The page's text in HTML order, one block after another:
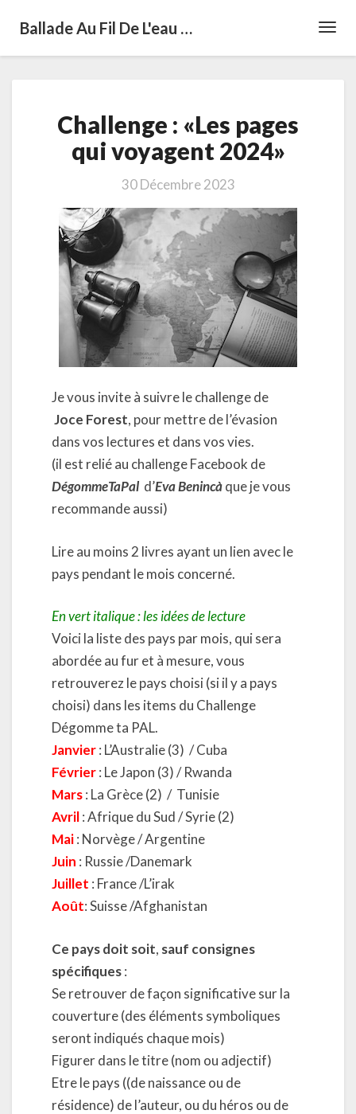
Ballade Au Fil De L'eau …
«Les
pages
voyagent
2024»
Challenge : «Les pages
qui voyagent 2024»
30 Décembre 2023
Je vous invite à suivre le challenge de
Joce Forest, pour mettre de l’évasion
dans vos lectures et dans vos vies.
(il est relié au challenge Facebook de
DégommeTaPal d’Eva Benincàque je vous
recommande aussi)
Lire au moins 2 livres ayant un lien avec le
pays pendant le mois concerné.
En vert italique : les idées de lecture
Voici la liste des pays par mois, qui sera
abordée au fur et à mesure, vous
retrouverez le pays choisi (si il y a pays
choisi) dans les items du Challenge
Dégomme ta PAL.
Janvier: L’Australie (3) / Cuba
Février: Le Japon (3) / Rwanda
Mars: La Grèce (2) / Tunisie
Avril: Afrique du Sud / Syrie (2)
Mai: Norvège / Argentine
Juin : Russie /Danemark
Juillet : France /L’irak
Août: Suisse /Afghanistan
Ce pays doit soit, sauf consignes
spécifiques:
Se retrouver de façon significative sur la
couverture (des éléments symboliques
seront indiqués chaque mois)
Figurer dans le titre (nom ou adjectif)
Etre le pays ((de naissance ou de
résidence) de l’auteur, ou du héros ou de